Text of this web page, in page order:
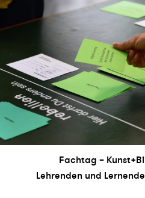
Fachtag –
Lehrenden und